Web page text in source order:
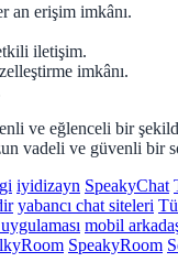
an erişim imkânı.
iletişim.
imkânı.
ve eğlenceli bir
vadeli ve güvenli bir
iyidizayn SpeakyChat
yabancı chat siteleri
mobil
SpeakyRoom